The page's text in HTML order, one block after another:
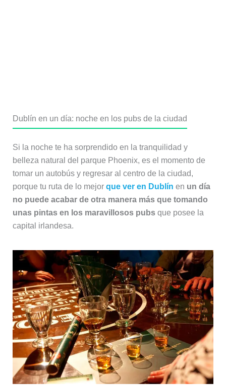
Dublín en un día: noche en los pubs de la ciudad
Si la noche te ha sorprendido en la tranquilidad y
belleza natural del parque Phoenix, es el momento de
tomar un autobús y regresar al centro de la ciudad,
porque tu ruta de lo mejor que ver en Dublín en un día
no puede acabar de otra manera más que tomando
unas pintas en los maravillosos pubsque posee la
capital irlandesa.